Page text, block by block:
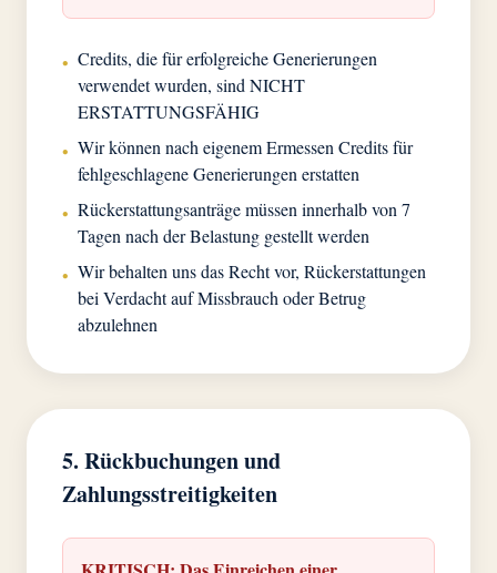
• Credits, die für erfolgreiche Generierungen
verwendet wurden, sind NICHT
ERSTATTUNGSFÄHIG
• Wir können nach eigenem Ermessen Credits für
fehlgeschlagene Generierungen erstatten
• Rückerstattungsanträge müssen innerhalb von 7
Tagen nach der Belastung gestellt werden
• Wir behalten uns das Recht vor, Rückerstattungen
bei Verdacht auf Missbrauch oder Betrug
abzulehnen
5. Rückbuchungen und
Zahlungsstreitigkeiten